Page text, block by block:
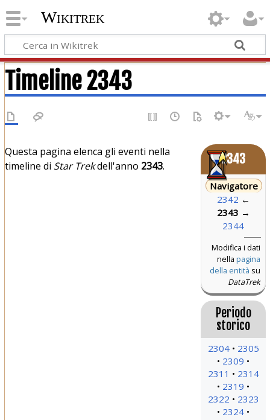
Wikitrek
Timeline 2343
2343
Navigatore
2342 ←
2343 →
2344
Modifica i dati
nella pagina
della entità su
DataTrek
Periodo
storico
2304
2305
2309
2311
2314
2319
2322
2323
2324
Questa pagina elenca gli eventi nella
timeline di Star Trekdell'anno 2343.